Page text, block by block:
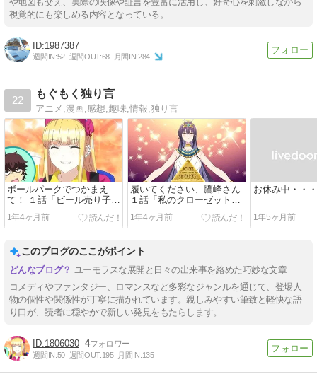
視覚的にも楽しめる内容となっている。
1987387
週間IN:52 週間OUT:68 月間IN:284
22
もぐもく独り言
アニメ,漫画,感想,趣味,情報,独り言
ボールパークでつかまえ
て！ １話「ビール売り子の
ルリコさん」…球場あるあ
るでいいのかな？ｗ
1年4ヶ月前
履いてください、鷹峰さん
１話「私のクローゼットに
なりなさい。」…ただの痴
女話と思ったらｗ脅して奴
ろうけどｗ
1年4ヶ月前
お休み中・・
1年5ヶ月前
このブログのここがポイント
ユーモラスな展開と日々の出来事を絡めた巧妙な文章
コメディやファンタジー、ロマンスなど多彩なジャンルを通じて、登場人
物の個性や関係性が丁寧に描かれています。親しみやすい筆致と軽快な語
り口が、読者に穏やかで新しい発見をもたらします。
1806030 4
週間IN:50 週間OUT:195 月間IN:135